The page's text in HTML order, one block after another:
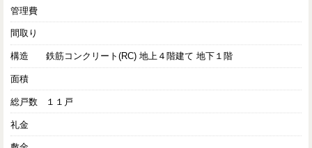
管理費
間取り
構造 鉄筋コンクリート(RC) 地上４階建て 地下１階
面積
総戸数 １１戸
礼金